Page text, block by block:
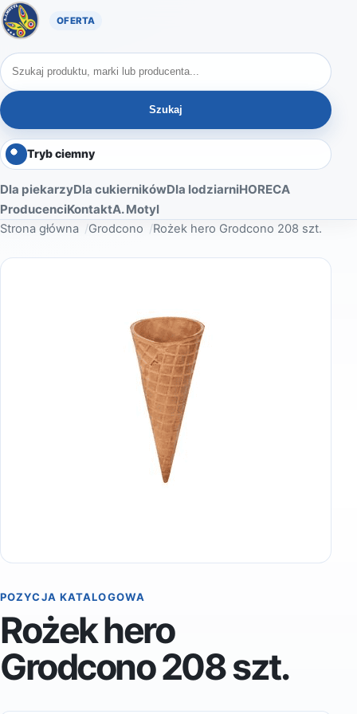
Oferta A. Motyl
Szukaj produktów
Szukaj
Tryb ciemny
Dla piekarzyDla cukiernikówDla lodziarniHORECA
ProducenciKontaktA. Motyl
Strona główna Grodcono Rożek hero Grodcono 208 szt.
POZYCJA KATALOGOWA
Rożek hero
Grodcono 208 szt.